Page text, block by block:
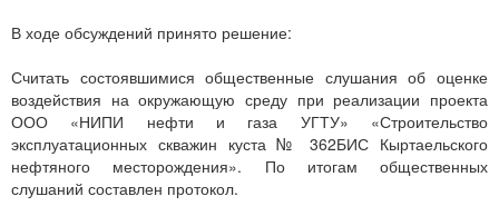
В ходе обсуждений принято решение:
Считать состоявшимися общественные слушания об оценке
воздействия на окружающую среду при реализации проекта
ООО «НИПИ нефти и газа УГТУ» «Строительство
эксплуатационных скважин куста № 362БИС Кыртаельского
нефтяного месторождения». По итогам общественных
слушаний составлен протокол.